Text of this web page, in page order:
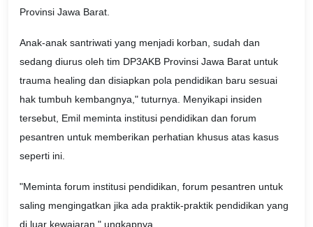
Provinsi Jawa Barat.
Anak-anak santriwati yang menjadi korban, sudah dan
sedang diurus oleh tim DP3AKB Provinsi Jawa Barat untuk
trauma healing dan disiapkan pola pendidikan baru sesuai
hak tumbuh kembangnya," tuturnya. Menyikapi insiden
tersebut, Emil meminta institusi pendidikan dan forum
pesantren untuk memberikan perhatian khusus atas kasus
seperti ini.
"Meminta forum institusi pendidikan, forum pesantren untuk
saling mengingatkan jika ada praktik-praktik pendidikan yang
di luar kewajaran," ungkapnya.